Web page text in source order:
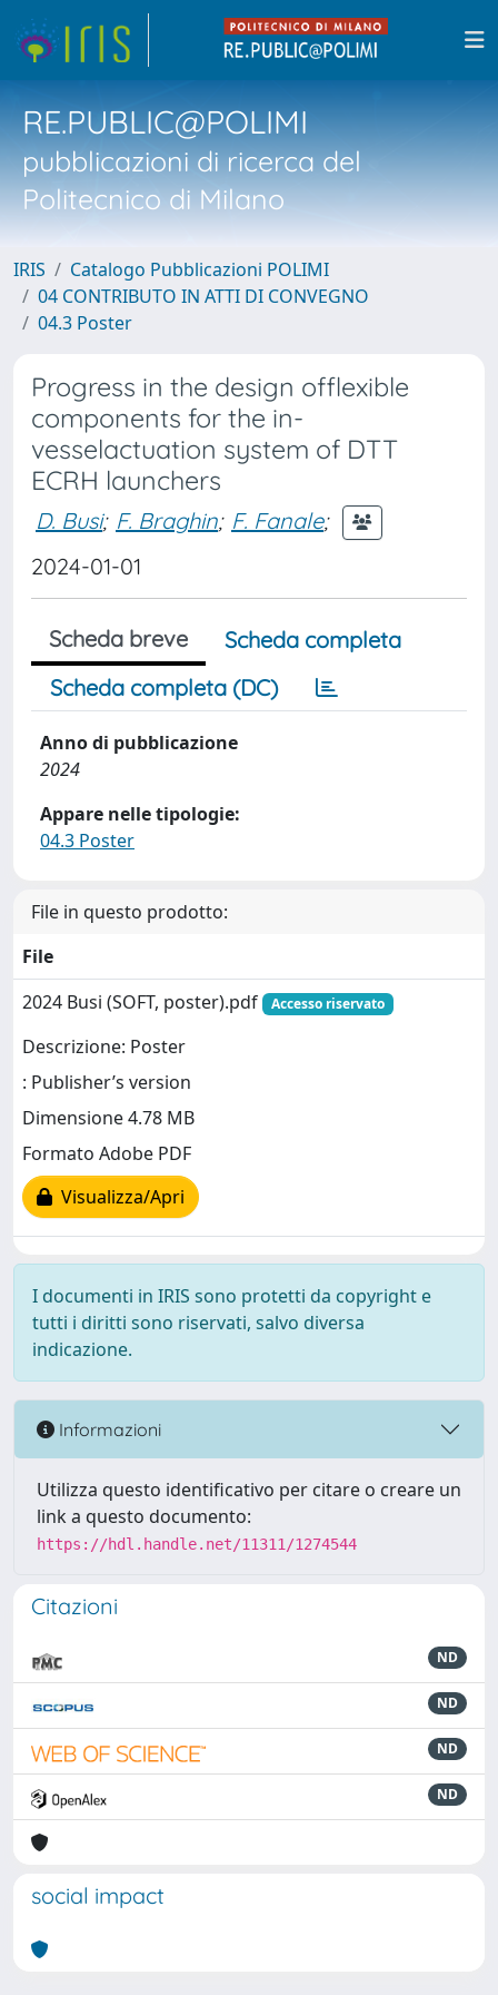
RE.PUBLIC@POLIMI
pubblicazioni di ricerca del
Politecnico di Milano
IRIS
Catalogo Pubblicazioni POLIMI
04 CONTRIBUTO IN ATTI DI CONVEGNO
04.3 Poster
Progress in the design offlexible
components for the in-
vesselactuation system of DTT
ECRH launchers
D. Busi; F. Braghin; F. Fanale;
2024-01-01
Scheda breve
Scheda completa
Scheda completa (DC)
Anno di pubblicazione
2024
Appare nelle tipologie:
04.3 Poster
File in questo prodotto:
File
2024 Busi (SOFT, poster).pdf
Accesso riservato
Descrizione: Poster
: Publisher’s version
Dimensione 4.78 MB
Formato Adobe PDF
Visualizza/Apri
I documenti in IRIS sono protetti da copyright e
tutti i diritti sono riservati, salvo diversa
indicazione.
Informazioni
Utilizza questo identificativo per citare o creare un
link a questo documento:
https://hdl.handle.net/11311/1274544
Citazioni
ND
ND
ND
ND
social impact